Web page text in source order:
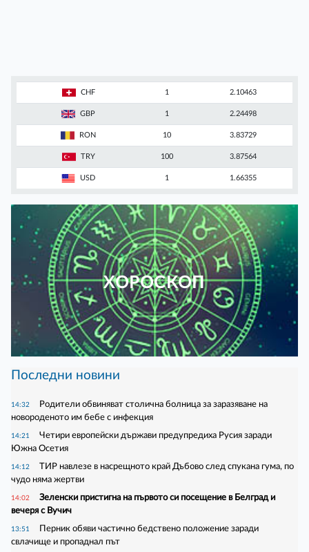
CHF 1 2.10463
GBP 1 2.24498
RON 10 3.83729
TRY 100 3.87564
USD 1 1.66355
ХОРОСКОП
Последни новини
14:32
Родители обвиняват столична болница за заразяване на
новороденото им бебе с инфекция
14:21
Четири европейски държави предупредиха Русия заради
Южна Осетия
14:12
ТИР навлезе в насрещното край Дъбово след спукана гума, по
чудо няма жертви
14:02
Зеленски пристигна на първото си посещение в Белград и
вечеря с Вучич
13:51
Перник обяви частично бедствено положение заради
свлачище и пропаднал път